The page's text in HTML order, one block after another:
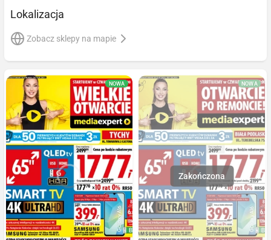
Lokalizacja
Zobacz sklepy na mapie
NOWA NOWA